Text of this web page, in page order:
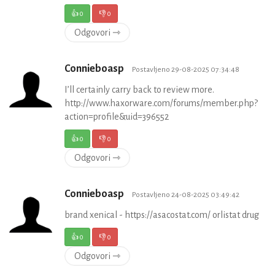
👍0 👎0
Odgovori ⇾
Connieboasp Postavljeno 29-08-2025 07:34:48
I’ll certainly carry back to review more.
http://www.haxorware.com/forums/member.php?
action=profile&uid=396552
👍0 👎0
Odgovori ⇾
Connieboasp Postavljeno 24-08-2025 03:49:42
brand xenical - https://asacostat.com/ orlistat drug
👍0 👎0
Odgovori ⇾